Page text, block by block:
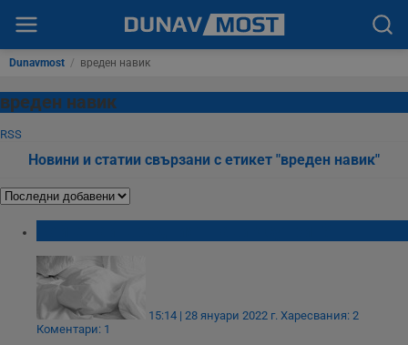
Dunavmost / вреден навик
вреден навик
RSS
Новини и статии свързани с етикет "вреден навик"
15:14 | 28 януари 2022 г. Харесвания: 2
Коментари: 1